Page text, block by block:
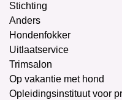
Stichting
Anders
Hondenfokker
Uitlaatservice
Trimsalon
Op vakantie met hond
Opleidingsinstituut voor